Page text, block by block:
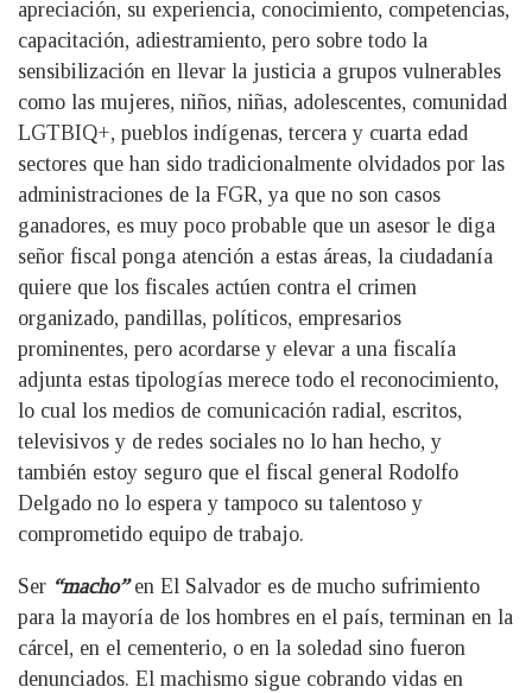
apreciación, su experiencia, conocimiento, competencias,
capacitación, adiestramiento, pero sobre todo la
sensibilización en llevar la justicia a grupos vulnerables
como las mujeres, niños, niñas, adolescentes, comunidad
LGTBIQ+, pueblos indígenas, tercera y cuarta edad
sectores que han sido tradicionalmente olvidados por las
administraciones de la FGR, ya que no son casos
ganadores, es muy poco probable que un asesor le diga
señor fiscal ponga atención a estas áreas, la ciudadanía
quiere que los fiscales actúen contra el crimen
organizado, pandillas, políticos, empresarios
prominentes, pero acordarse y elevar a una fiscalía
adjunta estas tipologías merece todo el reconocimiento,
lo cual los medios de comunicación radial, escritos,
televisivos y de redes sociales no lo han hecho, y
también estoy seguro que el fiscal general Rodolfo
Delgado no lo espera y tampoco su talentoso y
comprometido equipo de trabajo.
Ser “macho”en El Salvador es de mucho sufrimiento
para la mayoría de los hombres en el país, terminan en la
cárcel, en el cementerio, o en la soledad sino fueron
denunciados. El machismo sigue cobrando vidas en